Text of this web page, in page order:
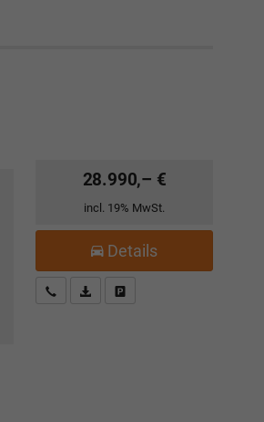
28.990,– €
incl. 19% MwSt.
Details
Kostenloser Rückruf-Service
PDF-Datei, Fahrzeugexposé